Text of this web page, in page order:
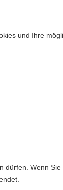
und Ihre
dürfen. Wenn